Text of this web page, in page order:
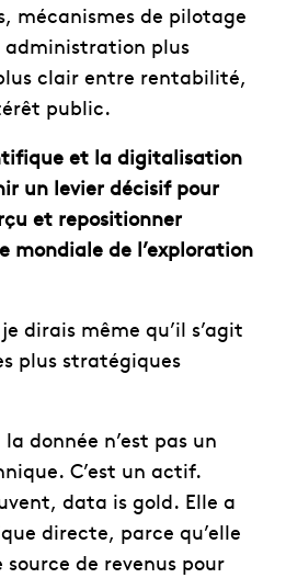
mécanismes de pilotage
administration plus
clair entre rentabilité,
public.
et la digitalisation
un levier décisif pour
et repositionner
mondiale de l’exploration
dirais même qu’il s’agit
plus stratégiques
donnée n’est pas un
C’est un actif.
data is gold. Elle a
directe, parce qu’elle
de revenus pour